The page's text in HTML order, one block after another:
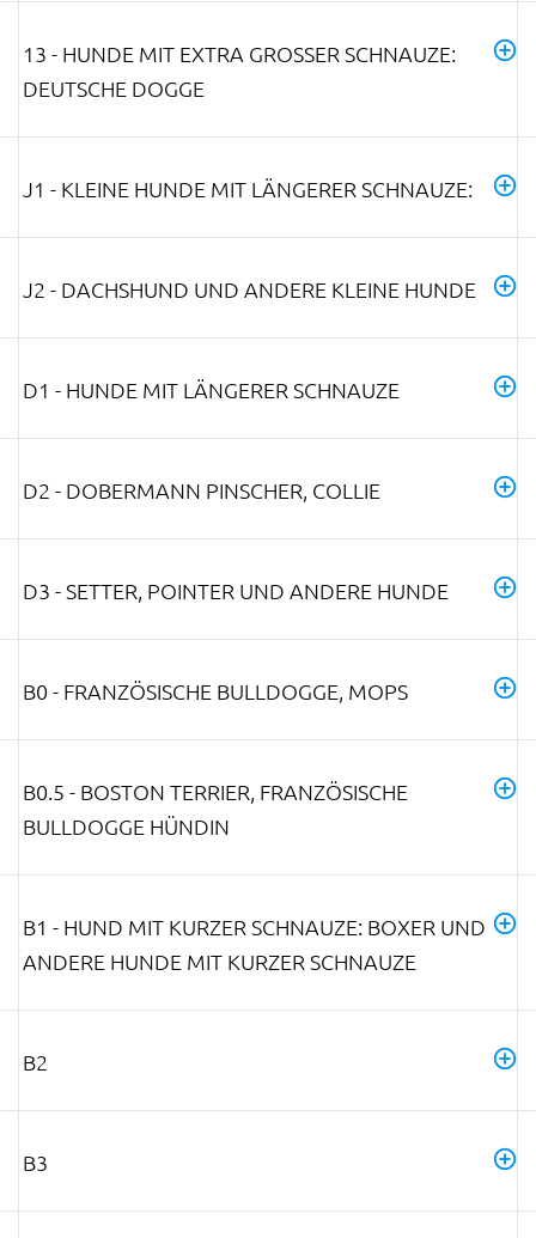
13 - HUNDE MIT EXTRA GROSSER SCHNAUZE: D
EUTSCHE DOGGE
J1 - KLEINE HUNDE MIT LÄNGERER SCHNAUZE:
J2 - DACHSHUND UND ANDERE KLEINE HUNDE
D1 - HUNDE MIT LÄNGERER SCHNAUZE
D2 - DOBERMANN PINSCHER, COLLIE
D3 - SETTER, POINTER UND ANDERE HUNDE
B0 - FRANZÖSISCHE BULLDOGGE, MOPS
B0.5 - BOSTON TERRIER, FRANZÖSISCHE
BULLDOGGE HÜNDIN
B1 - HUND MIT KURZER SCHNAUZE: BOXER UND
ANDERE HUNDE MIT KURZER SCHNAUZE
B2
B3